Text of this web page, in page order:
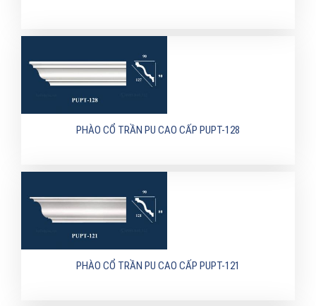
PHÀO CỔ TRẦN PU CAO CẤP PUPT-128
PHÀO CỔ TRẦN PU CAO CẤP PUPT-121